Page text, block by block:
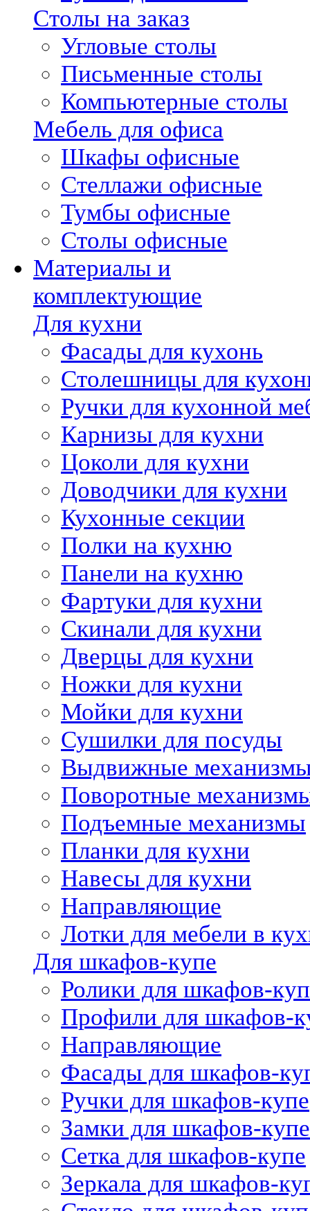
Столы на заказ
Угловые столы
Письменные столы
Компьютерные столы
Мебель для офиса
Шкафы офисные
Стеллажи офисные
Тумбы офисные
Столы офисные
Материалы и
комплектующие
Для кухни
Фасады для кухонь
Столешницы для
Ручки для кухонной
Карнизы для кухни
Цоколи для кухни
Доводчики для кухни
Кухонные секции
Полки на кухню
Панели на кухню
Фартуки для кухни
Скинали для кухни
Дверцы для кухни
Ножки для кухни
Мойки для кухни
Сушилки для посуды
Выдвижные
Поворотные
Подъемные механизмы
Планки для кухни
Навесы для кухни
Направляющие
Лотки для мебели в
Для шкафов-купе
Ролики для шкафов-
Профили для шкафов-
Направляющие
Фасады для шкафов-
Ручки для шкафов-купе
Замки для шкафов-купе
Сетка для шкафов-купе
Зеркала для шкафов-